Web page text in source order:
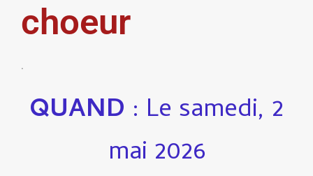
choeur
.
QUAND : Le samedi, 2
mai 2026